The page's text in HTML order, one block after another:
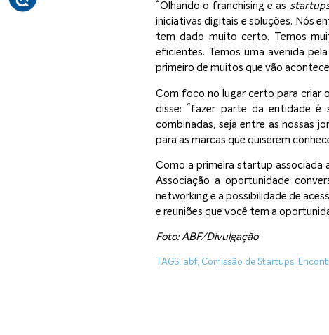
“Olhando o franchising e as
iniciativas digitais e soluções. Nós
tem dado muito certo. Temos
eficientes. Temos uma avenida
primeiro de muitos que vão
Com foco no lugar certo para criar
disse: “fazer parte da entidade
combinadas, seja entre as nossas
para as marcas que quiserem
Como a primeira startup associada
Associação a oportunidade
networking e a possibilidade de
e reuniões que você tem a
Foto: ABF/Divulgação
TAGS: abf, Comissão de Startups,